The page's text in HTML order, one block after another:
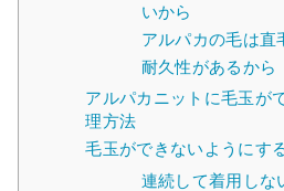
いから
アルパカの毛は直
耐久性があるから
アルパカニットに毛玉が
理方法
毛玉ができないようにす
連続して着用しな